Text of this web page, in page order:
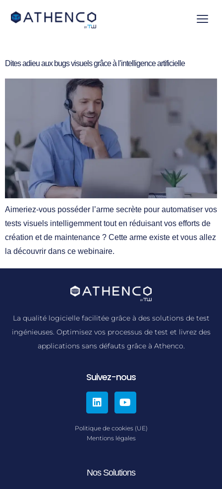
Dites adieu aux bugs visuels grâce à l’intelligence artificielle
Aimeriez-vous posséder l’arme secrète pour automatiser vos
tests visuels intelligemment tout en réduisant vos efforts de
création et de maintenance ? Cette arme existe et vous allez
la découvrir dans ce webinaire.
La qualité logicielle facilitée grâce à des solutions de test
ingénieuses. Optimisez vos processus de test et livrez des
applications sans défauts grâce à Athenco.
Suivez-nous
Politique de cookies (UE)
Mentions légales
Nos Solutions